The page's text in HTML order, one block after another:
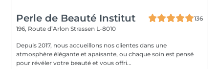
Perle de Beauté Institut
136
196, Route d’Arlon Strassen L-8010
Depuis 2017, nous accueillons nos clientes dans une
atmosphère élégante et apaisante, ou chaque soin est pensé
pour révéler votre beauté et vous offri...